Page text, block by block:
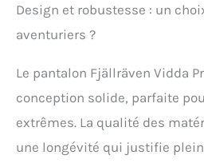
Design et robustesse : un
aventuriers ?
Le pantalon Fjällräven Vidda
conception solide, parfaite
extrêmes. La qualité des
une longévité qui justifie